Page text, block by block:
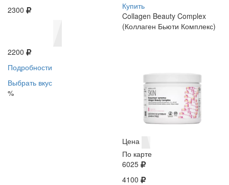
2300
2200
Подробности
Выбрать вкус
%
Купить
Collagen Beauty Complex
(Коллаген Бьюти Комплекс)
Цена
По карте
6025
4100